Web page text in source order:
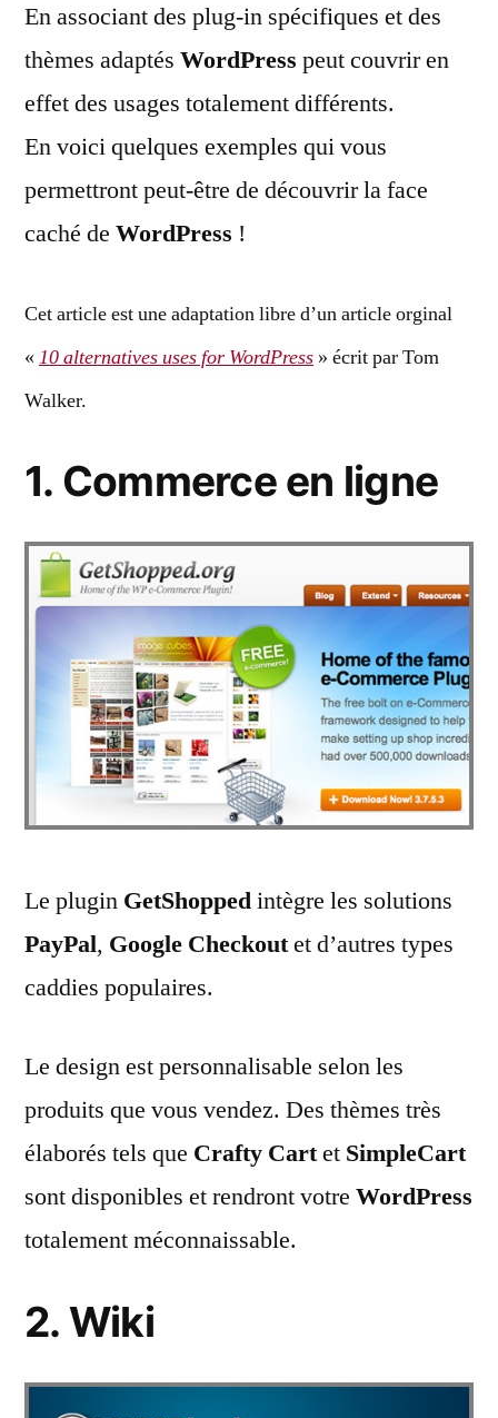
En associant des plug-in spécifiques et des
thèmes adaptés WordPress peut couvrir en
effet des usages totalement différents.
En voici quelques exemples qui vous
permettront peut-être de découvrir la face
caché de WordPress !
Cet article est une adaptation libre d’un article orginal
« 10 alternatives uses for WordPress » écrit par Tom
Walker.
1. Commerce en ligne
Le plugin GetShoppedintègre les solutions
PayPal, Google Checkoutet d’autres types
caddies populaires.
Le design est personnalisable selon les
produits que vous vendez. Des thèmes très
élaborés tels que Crafty Cartet SimpleCart
sont disponibles et rendront votre WordPress
totalement méconnaissable.
2. Wiki